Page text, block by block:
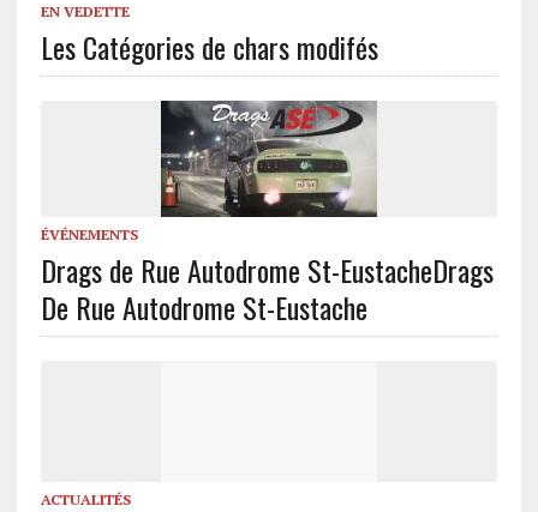
EN VEDETTE
Les Catégories de chars modifés
ÉVÉNEMENTS
Drags de Rue Autodrome St-EustacheDrags
De Rue Autodrome St-Eustache
ACTUALITÉS